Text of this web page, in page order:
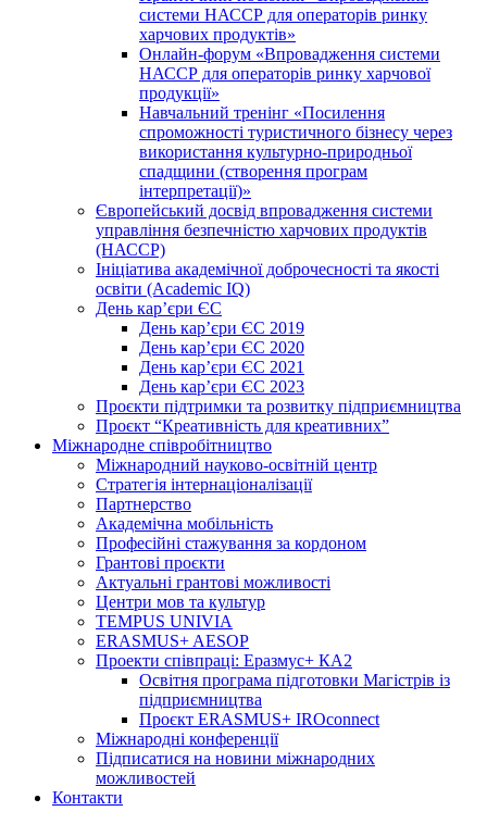
системи НАССР для операторів ринку
харчових продуктів»
Онлайн-форум «Впровадження системи
НАССР для операторів ринку харчової
продукції»
Навчальний тренінг «Посилення
спроможності туристичного бізнесу через
використання культурно-природньої
спадщини (створення програм
інтерпретації)»
Європейський досвід впровадження системи
управління безпечністю харчових продуктів
(НАССР)
Ініціатива академічної доброчесності та якості
освіти (Academic IQ)
День кар’єри ЄС
День кар’єри ЄС 2019
День кар’єри ЄС 2020
День кар’єри ЄС 2021
День кар’єри ЄС 2023
Проєкти підтримки та розвитку підприємництва
Проєкт “Креативність для креативних”
Міжнародне співробітництво
Міжнародний науково-освітній центр
Стратегія інтернаціоналізації
Партнерство
Академічна мобільність
Професійні стажування за кордоном
Грантові проєкти
Актуальні грантові можливості
Центри мов та культур
TEMPUS UNIVIA
ERASMUS+ AESOP
Проекти співпраці: Еразмус+ КА2
Освітня програма підготовки Магістрів із
підприємництва
Проєкт ERASMUS+ IROconnect
Міжнародні конференції
Підписатися на новини міжнародних
можливостей
Контакти